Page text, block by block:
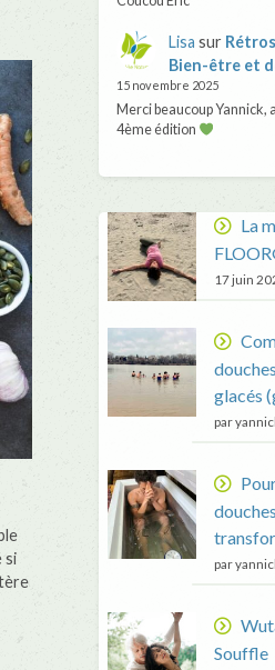
si
Lisa sur
Bien-être et
15 novembre 2025
Merci beaucoup Yannick,
4ème édition
La
17 juin
glacés
par
par
Souffle